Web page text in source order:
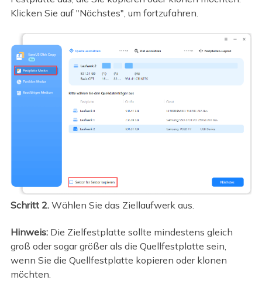
Klicken Sie auf "Nächstes", um fortzufahren.
Schritt 2.Wählen Sie das Ziellaufwerk aus.
Hinweis: Die Zielfestplatte sollte mindestens gleich
groß oder sogar größer als die Quellfestplatte sein,
wenn Sie die Quellfestplatte kopieren oder klonen
möchten.